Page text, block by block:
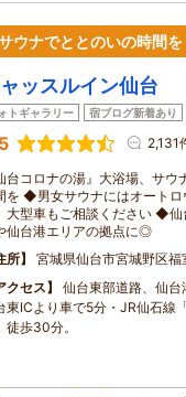
ウナでととのいの時間を
ッスルイン仙台
トギャラリー 宿ブログ新着あり
2,131
台コロナの湯』大浴場、サ
を ◆男女サウナにはオート
大型車もご相談ください ◆
仙台港エリアの拠点に◎
所
宮城県仙台市宮城野区
クセス
仙台東部道路、仙
東ICより車で5分・JR仙石線
徒歩30分。